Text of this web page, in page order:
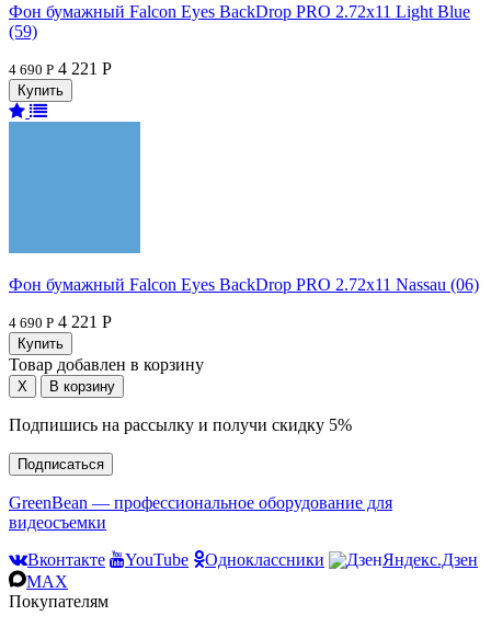
Фон бумажный Falcon Eyes BackDrop PRO 2.72x11 Light Blue
(59)
4 690 Р 4 221 Р
Фон бумажный Falcon Eyes BackDrop PRO 2.72x11 Nassau (06)
4 690 Р 4 221 Р
Товар добавлен в корзину
Подпишись на рассылку и получи скидку 5%
Подписаться
GreenBean — профессиональное оборудование для
видеосъемки
Вконтакте
YouTube Одноклассники
Яндекс.Дзен
MAX
Покупателям